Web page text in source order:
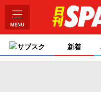
サブスク 新着